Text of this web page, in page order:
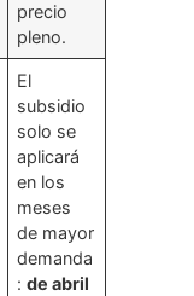
precio
pleno.
El
subsidio
solo se
aplicará
en los
meses
de mayor
demanda
:de abril